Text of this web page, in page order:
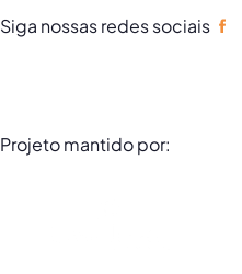
Siga nossas redes sociais
Projeto mantido por: